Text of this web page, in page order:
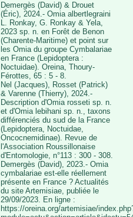
Demergès (David) & Drouet
(Éric), 2024.- Omia albertlegraini
L. Ronkay, G. Ronkay & Yela,
2023 sp. n. en Forêt de Benon
(Charente-Maritime) et point sur
les Omia du groupe Cymbalariae
en France (Lepidoptera :
Noctuidae). Oreina, Thoury-
Férottes, 65 : 5 - 8.
Nel (Jacques), Rosset (Patrick)
& Varenne (Thierry), 2024.-
Description d'Omia rosseti sp. n.
et d'Omia lebihani sp. n., taxons
différenciés du sud de la France
(Lepidoptera, Noctuidae,
Oncocnemidinae). Revue de
l'Association Roussillonaise
d'Entomologie, n°113 : 300 - 308.
Demergès (David), 2023.- Omia
cymbalariae est-elle réellement
présente en France ? Actualités
du site Artemisiae, publiée le
29/09/2023. En ligne :
https://oreina.org/artemisiae/